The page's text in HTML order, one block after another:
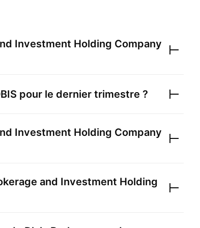
Investment Holding Company
pour le dernier trimestre ?
Investment Holding Company
and Investment Holding